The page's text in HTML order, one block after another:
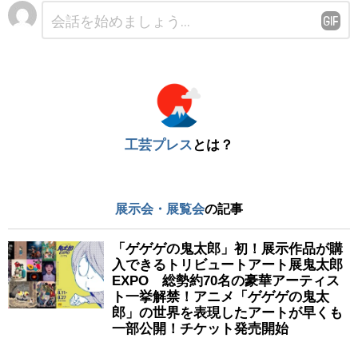
工芸プレス とは？
展示会・展覧会の記事
「ゲゲゲの鬼太郎」初！展示作品が購
入できるトリビュートアート展鬼太郎
EXPO 総勢約70名の豪華アーティス
ト一挙解禁！アニメ「ゲゲゲの鬼太
郎」の世界を表現したアートが早くも
一部公開！チケット発売開始